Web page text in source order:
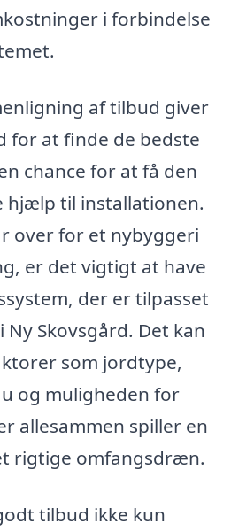
i forbindelse
af tilbud giver
for at finde de bedste
chance for at få den
hjælp til installationen.
over for et nybyggeri
er det vigtigt at have
der er tilpasset
Skovsgård. Det kan
som jordtype,
og muligheden for
allesammen spiller en
rigtige omfangsdræn.
tilbud ikke kun